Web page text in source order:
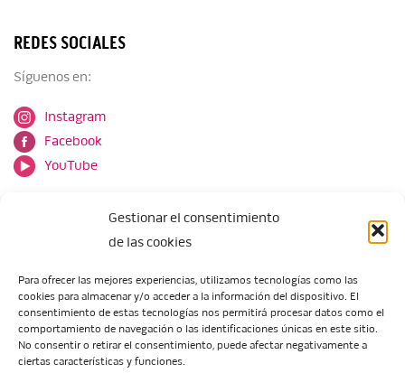
Gestionar el consentimiento
de las cookies
Para ofrecer las mejores experiencias, utilizamos tecnologías como las
cookies para almacenar y/o acceder a la información del dispositivo. El
consentimiento de estas tecnologías nos permitirá procesar datos como el
comportamiento de navegación o las identificaciones únicas en este sitio.
No consentir o retirar el consentimiento, puede afectar negativamente a
ciertas características y funciones.
REDES SOCIALES
Síguenos en:
Instagram
Facebook
YouTube
Escuela de Arte de Zaragoza
María Zambrano, 5
50018 Zaragoza